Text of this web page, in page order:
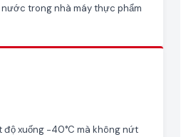
trong nhà máy thực phẩm
độ xuống −40°C mà không nứt